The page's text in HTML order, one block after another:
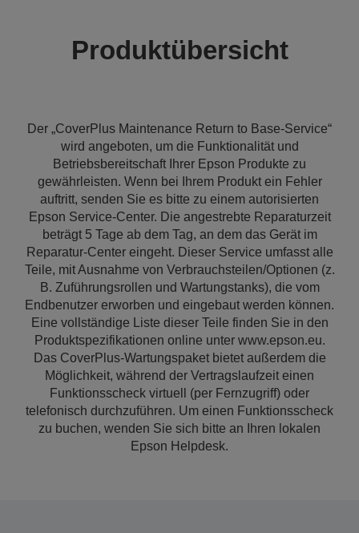
Produktübersicht
Der „CoverPlus Maintenance Return to Base-Service“
wird angeboten, um die Funktionalität und
Betriebsbereitschaft Ihrer Epson Produkte zu
gewährleisten. Wenn bei Ihrem Produkt ein Fehler
auftritt, senden Sie es bitte zu einem autorisierten
Epson Service-Center. Die angestrebte Reparaturzeit
beträgt 5 Tage ab dem Tag, an dem das Gerät im
Reparatur-Center eingeht. Dieser Service umfasst alle
Teile, mit Ausnahme von Verbrauchsteilen/Optionen (z.
B. Zuführungsrollen und Wartungstanks), die vom
Endbenutzer erworben und eingebaut werden können.
Eine vollständige Liste dieser Teile finden Sie in den
Produktspezifikationen online unter www.epson.eu.
Das CoverPlus-Wartungspaket bietet außerdem die
Möglichkeit, während der Vertragslaufzeit einen
Funktionsscheck virtuell (per Fernzugriff) oder
telefonisch durchzuführen. Um einen Funktionsscheck
zu buchen, wenden Sie sich bitte an Ihren lokalen
Epson Helpdesk.